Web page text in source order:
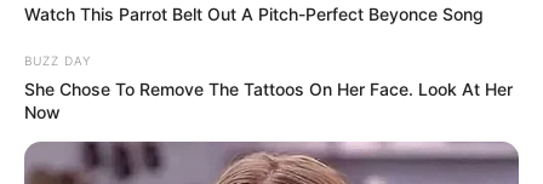
Watch This Parrot Belt Out A Pitch-Perfect Beyonce Song
BUZZ DAY
She Chose To Remove The Tattoos On Her Face. Look At Her
Now